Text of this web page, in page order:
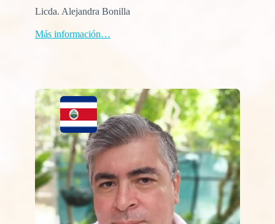
Licda. Alejandra Bonilla
Más información…